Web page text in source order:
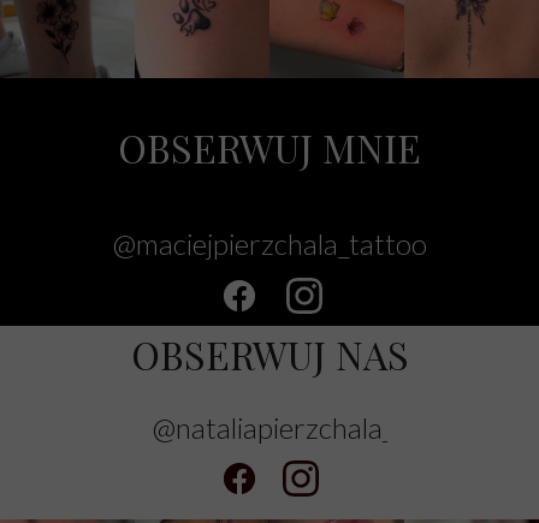
OBSERWUJ MNIE
@maciejpierzchala_tattoo
OBSERWUJ NAS
@nataliapierzchala_trenerpmu